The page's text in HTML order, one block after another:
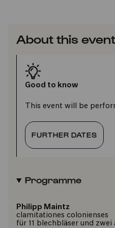
About this event
Good to know
This event will be
FURTHER DATES
Programme
Philipp Maintz
clamitationes colonienses
für 11 blechbläser und